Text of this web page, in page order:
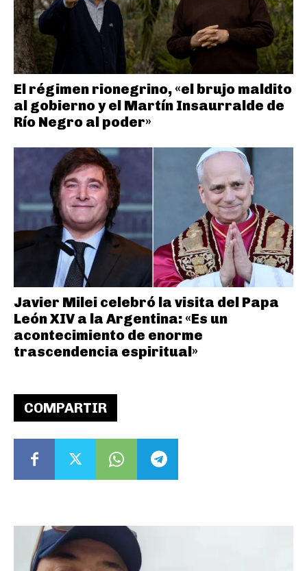
COMPARTIR
El régimen rionegrino, «el brujo maldito
al gobierno y el Martín Insaurralde de
Río Negro al poder»
Javier Milei celebró la visita del Papa
León XIV a la Argentina: «Es un
acontecimiento de enorme
trascendencia espiritual»